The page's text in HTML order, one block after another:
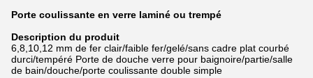
Porte coulissante en verre laminé ou trempé
Description du produit
6,8,10,12 mm de fer clair/faible fer/gelé/sans cadre plat courbé
durci/tempéré Porte de douche verre pour baignoire/partie/salle
de bain/douche/porte coulissante double simple